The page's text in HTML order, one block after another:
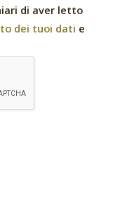
di aver letto
dei tuoi dati e